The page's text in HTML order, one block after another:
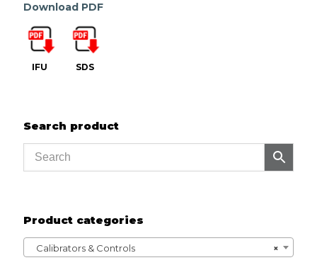
Download PDF
IFU SDS
Search product
Product categories
×
Calibrators & Controls